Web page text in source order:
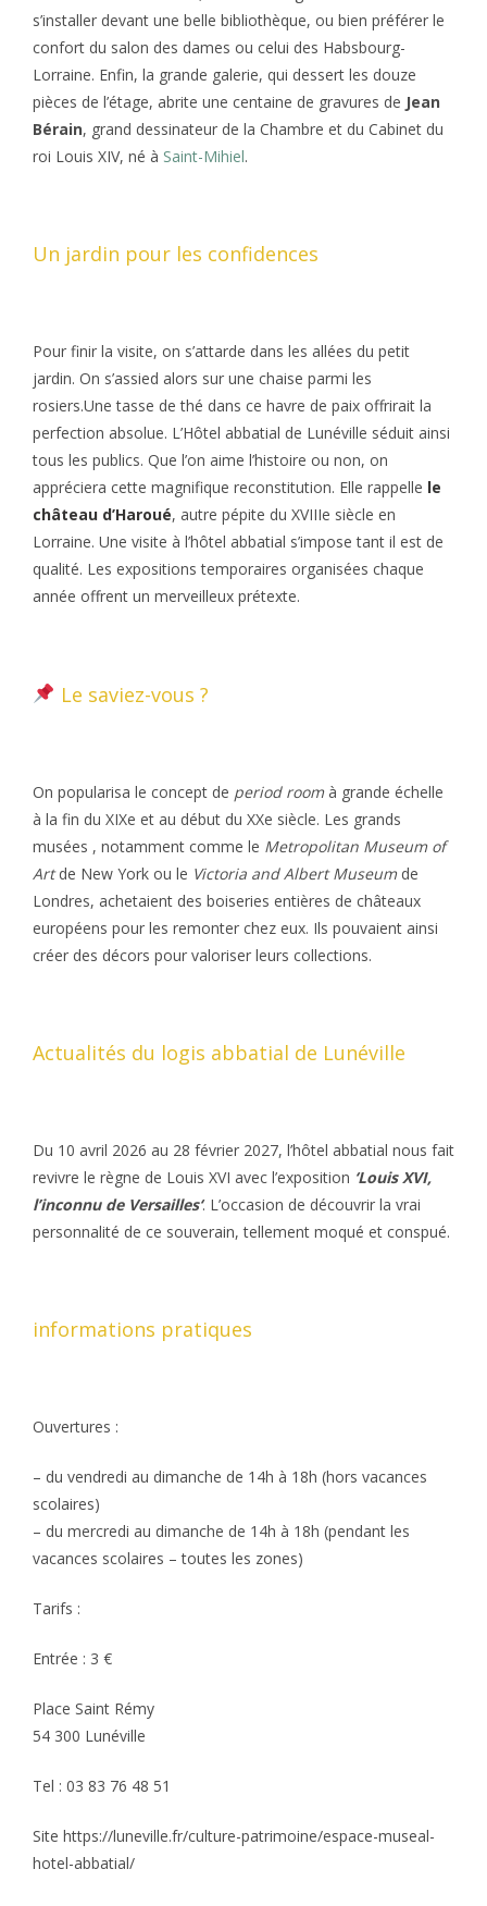
s’installer devant une belle bibliothèque, ou bien préférer le
confort du salon des dames ou celui des Habsbourg-
Lorraine. Enfin, la grande galerie, qui dessert les douze
pièces de l’étage, abrite une centaine de gravures de Jean
Bérain, grand dessinateur de la Chambre et du Cabinet du
roi Louis XIV, né à Saint-Mihiel.
Un jardin pour les confidences
Pour finir la visite, on s’attarde dans les allées du petit
jardin. On s’assied alors sur une chaise parmi les
rosiers.Une tasse de thé dans ce havre de paix offrirait la
perfection absolue. L’Hôtel abbatial de Lunéville séduit ainsi
tous les publics. Que l’on aime l’histoire ou non, on
appréciera cette magnifique reconstitution. Elle rappelle le
château d’Haroué, autre pépite du XVIIIe siècle en
Lorraine. Une visite à l’hôtel abbatial s’impose tant il est de
qualité. Les expositions temporaires organisées chaque
année offrent un merveilleux prétexte.
Le saviez-vous ?
On popularisa le concept de period roomà grande échelle
à la fin du XIXe et au début du XXe siècle. Les grands
musées , notamment comme le Metropolitan Museum of
Artde New York ou le Victoria and Albert Museumde
Londres, achetaient des boiseries entières de châteaux
européens pour les remonter chez eux. Ils pouvaient ainsi
créer des décors pour valoriser leurs collections.
Actualités du logis abbatial de Lunéville
Du 10 avril 2026 au 28 février 2027, l’hôtel abbatial nous fait
revivre le règne de Louis XVI avec l’exposition ‘Louis XVI,
l’inconnu de Versailles‘. L’occasion de découvrir la vrai
personnalité de ce souverain, tellement moqué et conspué.
informations pratiques
Ouvertures :
– du vendredi au dimanche de 14h à 18h (hors vacances
scolaires)
– du mercredi au dimanche de 14h à 18h (pendant les
vacances scolaires – toutes les zones)
Tarifs :
Entrée : 3 €
Place Saint Rémy
54 300 Lunéville
Tel : 03 83 76 48 51
Site https://luneville.fr/culture-patrimoine/espace-museal-
hotel-abbatial/